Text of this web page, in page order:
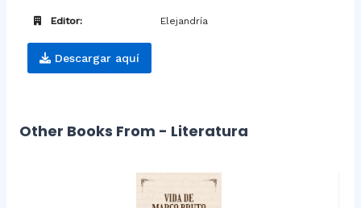
Editor: Elejandría
Descargar aquí
Other Books From - Literatura